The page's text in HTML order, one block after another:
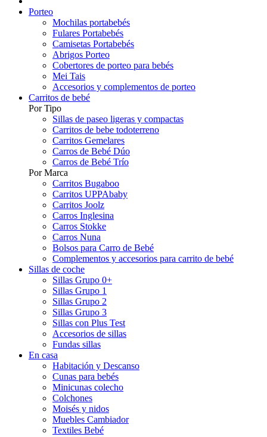
Porteo
Mochilas portabebés
Fulares Portabebés
Camisetas Portabebés
Abrigos Porteo
Cobertores de porteo para bebés
Mei Tais
Accesorios y complementos de porteo
Carritos de bebé
Por Tipo
Sillas de paseo ligeras y compactas
Carritos de bebe todoterreno
Carritos Gemelares
Carros de Bebé Dúo
Carros de Bebé Trío
Por Marca
Carritos Bugaboo
Carritos UPPAbaby
Carritos Joolz
Carros Inglesina
Carros Stokke
Carros Nuna
Bolsos para Carro de Bebé
Complementos y accesorios para carrito de bebé
Sillas de coche
Sillas Grupo 0+
Sillas Grupo 1
Sillas Grupo 2
Sillas Grupo 3
Sillas con Plus Test
Accesorios de sillas
Fundas sillas
En casa
Habitación y Descanso
Cunas para bebés
Minicunas colecho
Colchones
Moisés y nidos
Muebles Cambiador
Textiles Bebé